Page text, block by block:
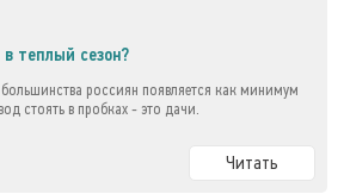
теплый сезон?
большинства россиян появляется как минимум
стоять в пробках - это дачи.
Читать